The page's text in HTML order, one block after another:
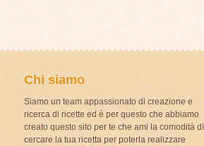
Chi siamo
Siamo un team appassionato di creazione e
ricerca di ricette ed è per questo che abbiamo
creato questo sito per te che ami la comodità di
cercare la tua ricetta per poterla realizzare